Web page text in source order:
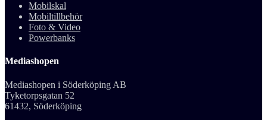
Mobilskal
Mobiltillbehör
Foto & Video
Powerbanks
Mediashopen
Mediashopen i Söderköping AB
Tyketorpsgatan 52
61432, Söderköping